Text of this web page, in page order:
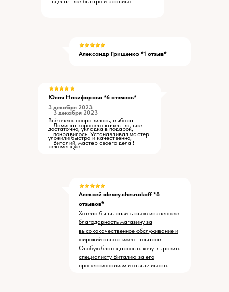
Юлия Никифорова *6 отзывов*
3 декабря 2023
Всё очень понравилось, выбора
достаточно, укладка в подарок,
уложили быстро и качественно,
рекомендую
Александр Грищенко *1 отзыв*
Ламинат хорошего качества, все
понравилось! Устанавливал мастер
Виталий, мастер своего дела !
3 декабря 2023
Алексей alexey.chesnokoff *8
отзывов*
Хотела бы выразить свою искреннюю
благодарность магазину за
высококачественное обслуживание и
широкий ассортимент товаров.
Особую благодарность хочу выразить
специалисту Виталию за его
профессионализм и отзывчивость.